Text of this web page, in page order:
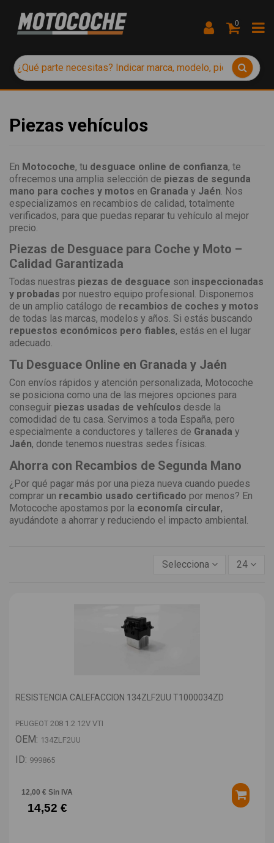
0
Piezas vehículos
En Motocoche, tu desguace online de confianza, te
ofrecemos una amplia selección de piezas de segunda
mano para coches y motos en Granada y Jaén . Nos
especializamos en recambios de calidad, totalmente
verificados, para que puedas reparar tu vehículo al mejor
precio.
Piezas de Desguace para Coche y Moto –
Calidad Garantizada
Todas nuestras piezas de desguace son inspeccionadas
y probadas por nuestro equipo profesional. Disponemos
de un amplio catálogo de recambios de coches y motos
de todas las marcas, modelos y años. Si estás buscando
repuestos económicos pero fiables, estás en el lugar
adecuado.
Tu Desguace Online en Granada y Jaén
Con envíos rápidos y atención personalizada, Motocoche
se posiciona como una de las mejores opciones para
conseguir piezas usadas de vehículos desde la
comodidad de tu casa. Servimos a toda España, pero
especialmente a conductores y talleres de Granada y
Jaén, donde tenemos nuestras sedes físicas.
Ahorra con Recambios de Segunda Mano
¿Por qué pagar más por una pieza nueva cuando puedes
comprar un recambio usado certificado por menos? En
Motocoche apostamos por la economía circular,
ayudándote a ahorrar y reduciendo el impacto ambiental.
Selecciona 24
RESISTENCIA CALEFACCION 134ZLF2UU T1000034ZD
PEUGEOT 208 1.2 12V VTI
OEM: 134ZLF2UU
ID: 999865
12,00 € Sin IVA
14,52 €